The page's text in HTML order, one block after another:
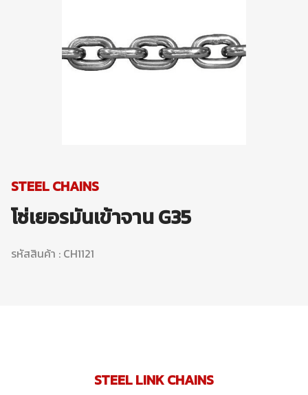
STEEL CHAINS
โซ่เยอรมันเข้าจาน G35
รหัสสินค้า : CH1121
STEEL LINK CHAINS